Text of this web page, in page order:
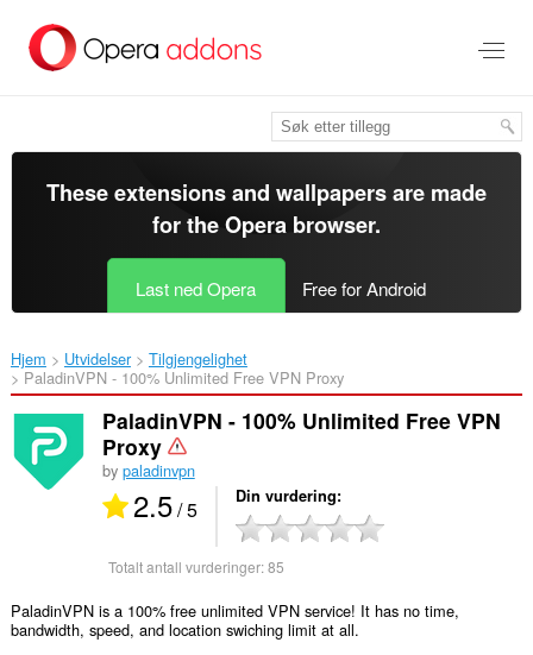
direkte
These extensions and wallpapers are made
for theOpera browser.
Last ned Opera Free for Android
Hjem Utvidelser
Tilgjengelighet
PaladinVPN - 100% Unlimited Free VPN Proxy‎
PaladinVPN - 100% Unlimited Free VPN
Proxy
by paladinvpn
2.5/ 5 Din vurdering
Totalt antall vurderinger:85
PaladinVPN is a 100% free unlimited VPN service! It has no time,
bandwidth, speed, and location swiching limit at all.